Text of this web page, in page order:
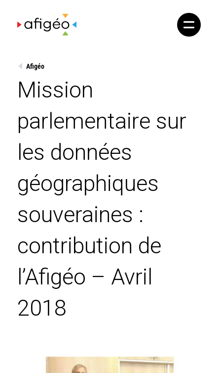
content
Afigéo
Mission
parlementaire sur
les données
géographiques
souveraines :
contribution de
l’Afigéo – Avril
2018